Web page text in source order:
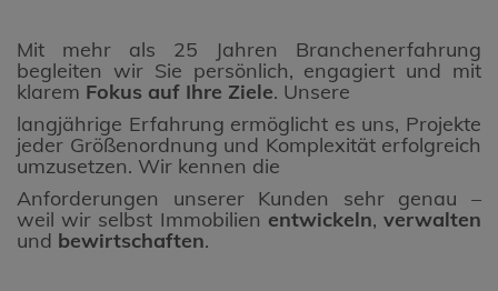
Mit mehr als 25 Jahren Branchenerfahrung
begleiten wir Sie persönlich, engagiert und mit
klarem Fokus auf Ihre Ziele. Unsere
langjährige Erfahrung ermöglicht es uns, Projekte
jeder Größenordnung und Komplexität erfolgreich
umzusetzen. Wir kennen die
Anforderungen unserer Kunden sehr genau –
weil wir selbst Immobilien entwickeln,verwalten
und bewirtschaften.